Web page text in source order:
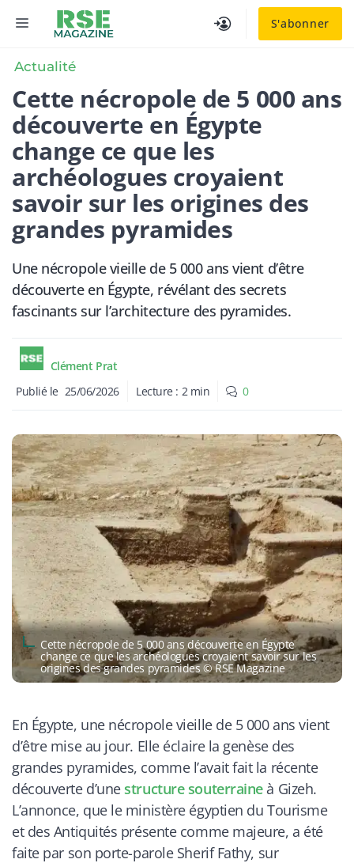
S'abonner
MENU
Actualité
Cette nécropole de 5 000 ans
découverte en Égypte
change ce que les
archéologues croyaient
savoir sur les origines des
grandes pyramides
Une nécropole vieille de 5 000 ans vient d’être
découverte en Égypte, révélant des secrets
fascinants sur l’architecture des pyramides.
Clément Prat
Publié le 25/06/2026 Lecture : 2 min 0
Cette nécropole de 5 000 ans découverte en Égypte
change ce que les archéologues croyaient savoir sur les
origines des grandes pyramides © RSE Magazine
En Égypte, une nécropole vieille de 5 000 ans vient
d’être mise au jour. Elle éclaire la genèse des
grandes pyramides, comme l’avait fait la récente
découverte d’unestructure souterraineà Gizeh.
L’annonce, que le ministère égyptien du Tourisme
et des Antiquités présente comme majeure, a été
faite par son porte-parole Sherif Fathy, sur